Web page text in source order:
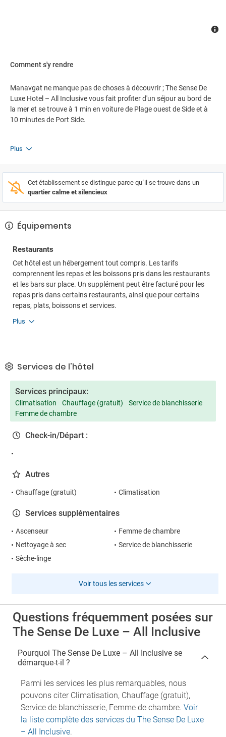
Comment s'y rendre
Manavgat ne manque pas de choses à découvrir ; The Sense De
Luxe Hotel – All Inclusive vous fait profiter d'un séjour au bord de
la mer et se trouve à 1 min en voiture de Plage ouest de Side et à
10 minutes de Port Side.
Plus
Cet établissement se distingue parce qu´il se trouve dans un
quartier calme et silencieux
Équipements
Restaurants
Cet hôtel est un hébergement tout compris. Les tarifs
comprennent les repas et les boissons pris dans les restaurants
et les bars sur place. Un supplément peut être facturé pour les
repas pris dans certains restaurants, ainsi que pour certains
repas, plats, boissons et services.
Plus
Services de l'hôtel
Services principaux:
Climatisation Chauffage (gratuit)
Service de blanchisserie
Femme de chambre
Check-in/Départ :
Autres
Chauffage (gratuit) Climatisation
Services supplémentaires
Ascenseur
Femme de chambre
Nettoyage à sec
Service de blanchisserie
Sèche-linge
Voir tous les services
Questions fréquemment posées sur
The Sense De Luxe – All Inclusive
Pourquoi The Sense De Luxe – All Inclusive se
démarque-t-il ?
Parmi les services les plus remarquables, nous
pouvons citer Climatisation, Chauffage (gratuit),
Service de blanchisserie, Femme de chambre. Voir
la liste complète des services du The Sense De Luxe
– All Inclusive.